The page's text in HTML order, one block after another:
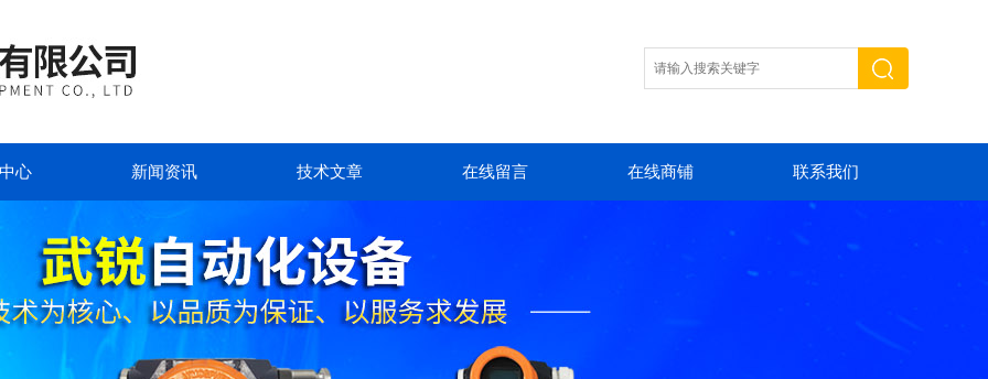
心 新闻资讯 技术文章 在线留言 在线商铺 联系我们